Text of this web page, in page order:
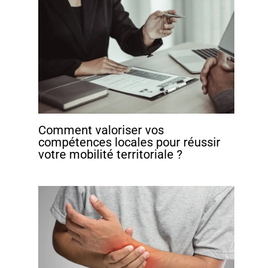
Comment valoriser vos
compétences locales pour réussir
votre mobilité territoriale ?